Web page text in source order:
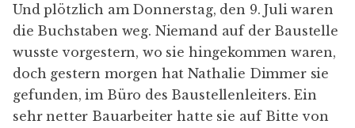
Und plötzlich am Donnerstag, den 9. Juli waren
die Buchstaben weg. Niemand auf der Baustelle
wusste vorgestern, wo sie hingekommen waren,
doch gestern morgen hat Nathalie Dimmer sie
gefunden, im Büro des Baustellenleiters. Ein
sehr netter Bauarbeiter hatte sie auf Bitte von